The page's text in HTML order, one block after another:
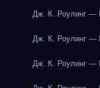
Дж. К. Роулинг —
Дж. К. Роулинг —
Дж. К. Роулинг —